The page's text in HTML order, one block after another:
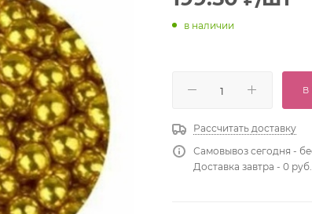
в наличии
В
Рассчитать доставку
Самовывоз сегодня -
Доставка завтра - 0 руб.